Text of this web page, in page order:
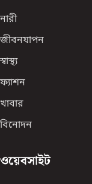
নারী
জীবনযাপন
স্বাস্থ্য
ফ্যাশন
খাবার
বিনোদন
ওয়েবসাইট